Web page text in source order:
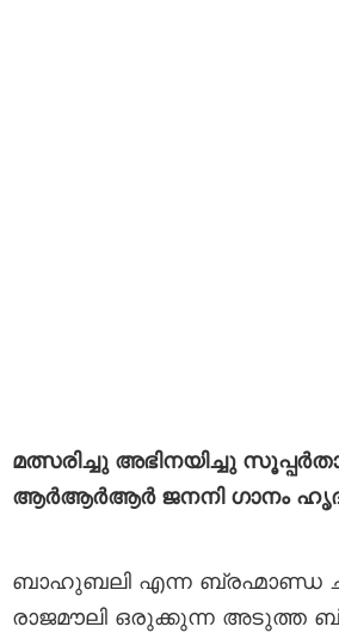
മത്സരിച്ചു അഭിനയിച്ചു
ആർആർആർ ജനനി ഗാനം
ബാഹുബലി എന്ന ബ്രഹ്മാണ്ഡ
രാജമൗലി ഒരുക്കുന്ന അടുത്ത